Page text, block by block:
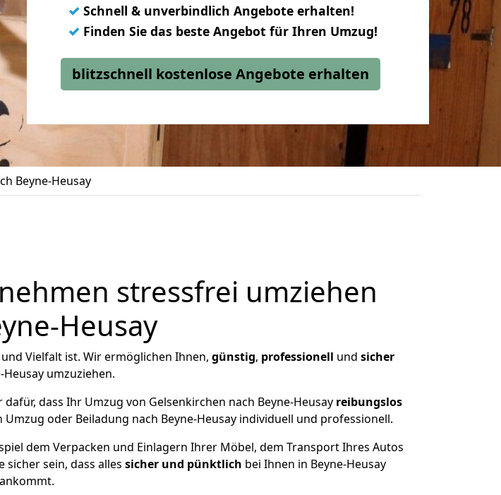
✓ Schnell & unverbindlich Angebote erhalten!
✓ Finden Sie das beste Angebot für Ihren Umzug!
blitzschnell kostenlose Angebote erhalten
Beyne-Heusay
stressfrei umziehen
Heusay
Vielfalt ist. Wir ermöglichen Ihnen, günstig, professionell und sicher
Heusay umzuziehen.
dass Ihr Umzug von Gelsenkirchen nach Beyne-Heusay reibungslos
oder Beiladung nach Beyne-Heusay individuell und professionell.
dem Verpacken und Einlagern Ihrer Möbel, dem Transport Ihres Autos
sein, dass alles sicher und pünktlich bei Ihnen in Beyne-Heusay
ankommt.